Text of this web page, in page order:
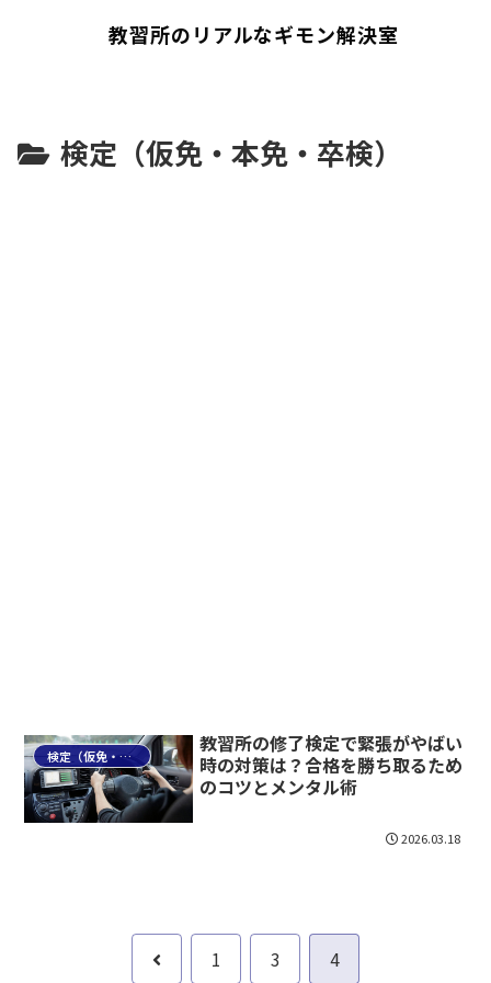
教習所のリアルなギモン解決室
検定（仮免・本免・卒検）
検定（仮免・本免・卒検）
教習所の修了検定で緊張がやばい
時の対策は？合格を勝ち取るため
のコツとメンタル術
2026.03.18
前 1 3 4